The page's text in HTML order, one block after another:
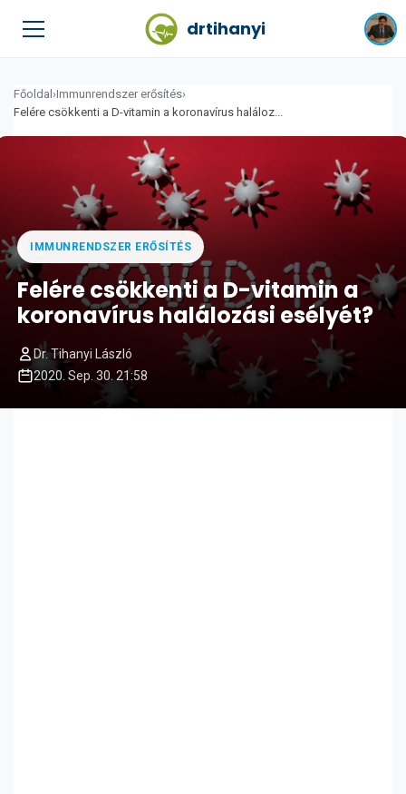
drtihanyi
Főoldal ›Immunrendszer erősítés›
Felére csökkenti a D-vitamin a koronavírus haláloz...
IMMUNRENDSZER ERŐSÍTÉS
Felére csökkenti a D-vitamin a
koronavírus halálozási esélyét?
Dr. Tihanyi László
2020. Sep. 30. 21:58